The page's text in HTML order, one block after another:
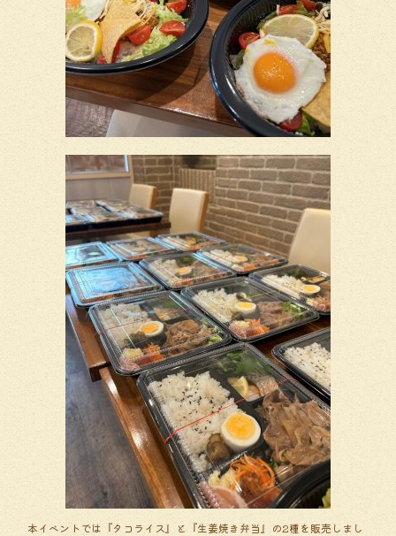
本イベントでは『タコライス』と『生姜焼き弁当』の2種を販売しまし